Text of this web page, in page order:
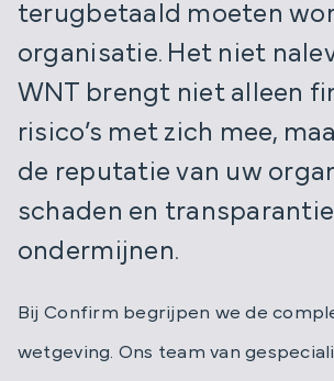
terugbetaald moeten
organisatie. Het niet
WNT brengt niet alleen
risico’s met zich mee,
de reputatie van uw
schaden en transparantie
ondermijnen.
Bij Confirm begrijpen we de
wetgeving. Ons team van